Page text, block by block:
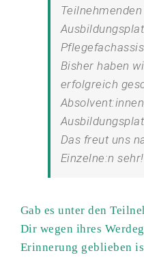
Bisher haben
erfolgreich
Das freut uns
Einzelne:n sehr!
Gab es unter den
Dir wegen ihres
Erinnerung geblieben